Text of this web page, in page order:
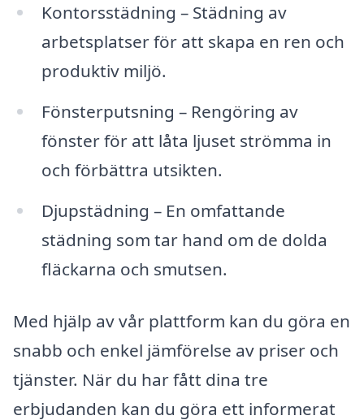
Kontorsstädning – Städning av
arbetsplatser för att skapa en ren och
produktiv miljö.
Fönsterputsning – Rengöring av
fönster för att låta ljuset strömma in
och förbättra utsikten.
Djupstädning – En omfattande
städning som tar hand om de dolda
fläckarna och smutsen.
Med hjälp av vår plattform kan du göra en
snabb och enkel jämförelse av priser och
tjänster. När du har fått dina tre
erbjudanden kan du göra ett informerat